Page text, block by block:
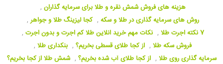
هزینه های فروش شمش نقره و طلا برای سرمایه گذاران ,
روش های سرمایه گذاری در طلا و سکه , کجا لیزینگ طلا و جواهر ,
7 نکته اجرت طلا
, نکات مهم خرید انلاین طلا کم اجرت و بدون اجرت ,
فروش سکه طلا , از کجا طلای قسطی بخریم؟ , بنکداری طلا ,
سرمایه گذاری روی طلا , از کجا طلای آب شده بخریم؟ , شمش طلا از کجا بخریم؟